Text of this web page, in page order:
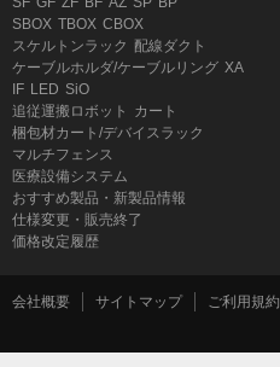
SBOX TBOX CBOX
スケルトンラック 配線ダクト
ケーブルホルダ/ケーブルリング XA
IF LED SiO
追従運搬ロボット
カート
梱包材カート/デバイスラック
マルチフェンス
医療設備システム
おすすめ製品・新製品情報
仕様変更・販売終了
価格改定履歴
会社概要 サイトマップ ご利用規約